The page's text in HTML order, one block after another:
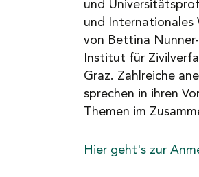
und
und Internationales
von Bettina
Institut für
Graz. Zahlreiche
sprechen in ihren
Themen im
Hier geht's zur